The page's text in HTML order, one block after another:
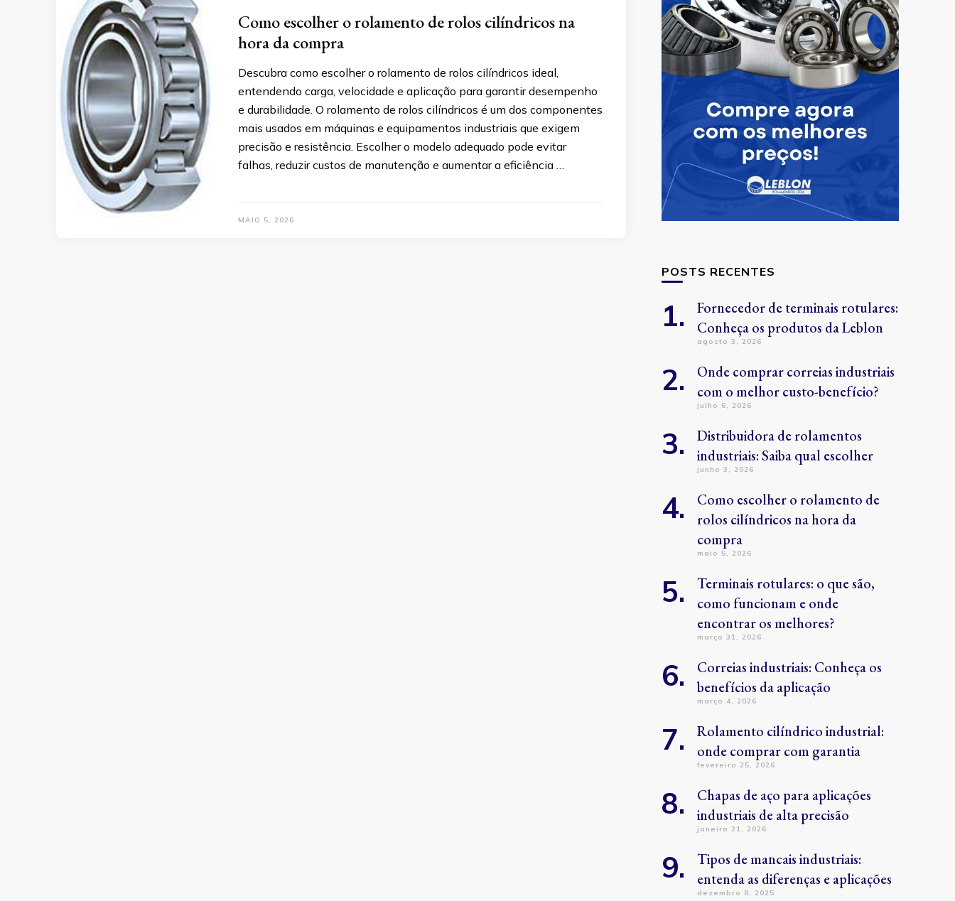
Como escolher o rolamento de rolos cilíndricos na
hora da compra
Descubra como escolher o rolamento de rolos cilíndricos ideal,
entendendo carga, velocidade e aplicação para garantir desempenho
e durabilidade. O rolamento de rolos cilíndricos é um dos componentes
mais usados em máquinas e equipamentos industriais que exigem
precisão e resistência. Escolher o modelo adequado pode evitar
falhas, reduzir custos de manutenção e aumentar a eficiência …
MAIO 5, 2026
POSTS RECENTES
Fornecedor de terminais rotulares:
Conheça os produtos da Leblon
agosto 3, 2026
Onde comprar correias industriais
com o melhor custo-benefício?
julho 6, 2026
Distribuidora de rolamentos
industriais: Saiba qual escolher
junho 3, 2026
Como escolher o rolamento de
rolos cilíndricos na hora da
compra
maio 5, 2026
Terminais rotulares: o que são,
como funcionam e onde
encontrar os melhores?
março 31, 2026
Correias industriais: Conheça os
benefícios da aplicação
março 4, 2026
Rolamento cilíndrico industrial:
onde comprar com garantia
fevereiro 25, 2026
Chapas de aço para aplicações
industriais de alta precisão
janeiro 21, 2026
Tipos de mancais industriais:
entenda as diferenças e aplicações
dezembro 8, 2025